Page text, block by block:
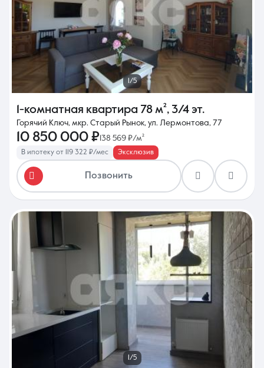
1/5
1-комнатная квартира 78 м², 3/4 эт.
Горячий Ключ, мкр. Старый Рынок, ул. Лермонтова, 77
10 850 000 ₽ 138 569 ₽/м²
В ипотеку от 119 322 ₽/мес Эксклюзив
Позвонить
1/5